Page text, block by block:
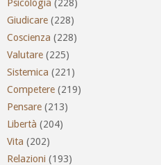
Psicologia (228)
Giudicare (228)
Coscienza (228)
Valutare (225)
Sistemica (221)
Competere (219)
Pensare (213)
Libertà (204)
Vita (202)
Relazioni (193)